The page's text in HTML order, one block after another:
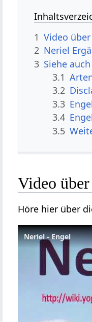
1 Video
2 Neriel
3 Siehe auch
3.1
3.2
3.3
3.4
3.5
Video
Höre hier über
Neriel - Engel